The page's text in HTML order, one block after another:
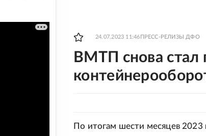
24.07.2023 11:46 ПРЕСС-РЕЛИЗЫ ДФО
ВМТП снова стал
По итогам шести месяцев